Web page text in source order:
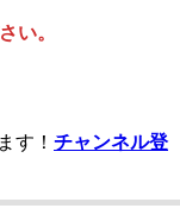
い。
す！ チャンネル登